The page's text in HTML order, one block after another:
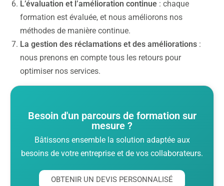
L’évaluation et l’amélioration continue : chaque
formation est évaluée, et nous améliorons nos
méthodes de manière continue.
La gestion des réclamations et des améliorations :
nous prenons en compte tous les retours pour
optimiser nos services.
Besoin d'un parcours de formation sur
mesure ?
Bâtissons ensemble la solution adaptée aux
besoins de votre entreprise et de vos collaborateurs.
OBTENIR UN DEVIS PERSONNALISÉ